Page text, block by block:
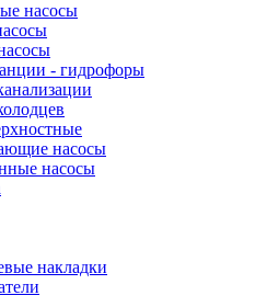
насосы
- гидрофоры
насосы
насосы
накладки